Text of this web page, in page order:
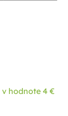
v hodnote 4 €